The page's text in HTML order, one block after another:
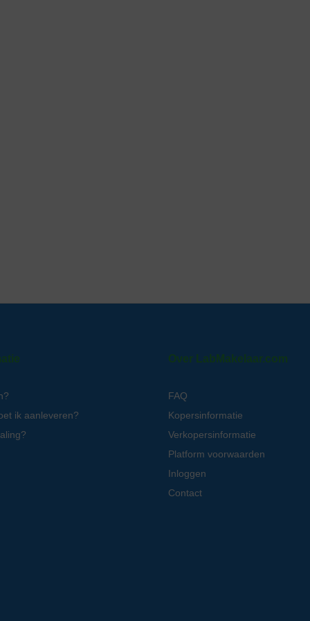
ik aanleveren?
Over LabMakelaar.com
FAQ
Kopersinformatie
Verkopersinformatie
Platform voorwaarden
Inloggen
Contact